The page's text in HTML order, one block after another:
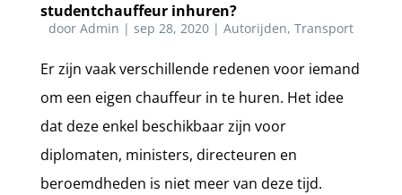
studentchauffeur inhuren?
door Admin | sep 28, 2020| Autorijden, Transport
Er zijn vaak verschillende redenen voor iemand
om een eigen chauffeur in te huren. Het idee
dat deze enkel beschikbaar zijn voor
diplomaten, ministers, directeuren en
beroemdheden is niet meer van deze tijd.